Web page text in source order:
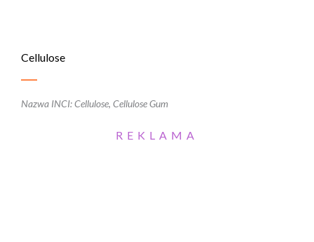
Cellulose
Nazwa INCI: Cellulose, Cellulose Gum
REKLAMA